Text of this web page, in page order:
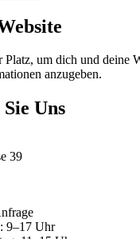
um dich und deine
anzugeben.
Uns
39
9–17 Uhr